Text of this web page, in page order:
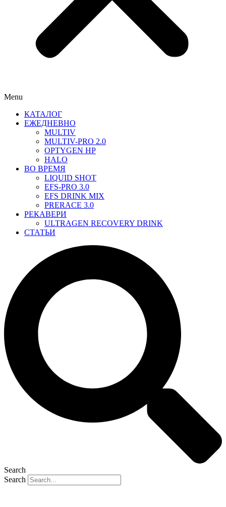
Menu
КАТАЛОГ
ЕЖЕДНЕВНО
MULTIV
MULTIV-PRO 2.0
OPTYGEN HP
HALO
ВО ВРЕМЯ
LIQUID SHOT
EFS-PRO 3.0
EFS DRINK MIX
PRERACE 3.0
РЕКАВЕРИ
ULTRAGEN RECOVERY DRINK
СТАТЬИ
Search
Search